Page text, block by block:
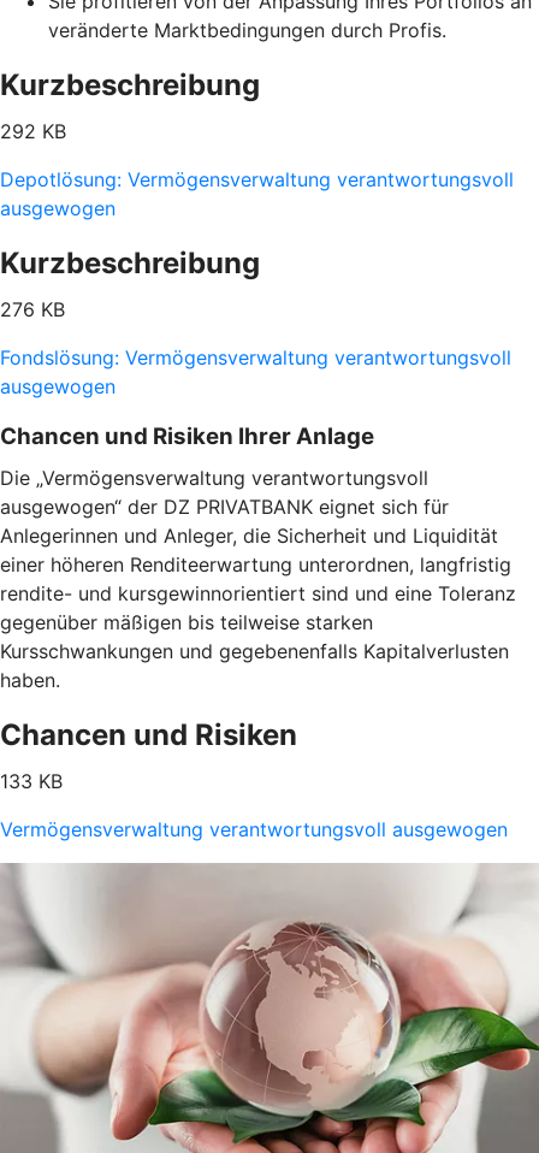
veränderte Marktbedingungen durch Profis.
Kurzbeschreibung
292 KB
Depotlösung: Vermögensverwaltung verantwortungsvoll
ausgewogen
Kurzbeschreibung
276 KB
Fondslösung: Vermögensverwaltung verantwortungsvoll
ausgewogen
Chancen und Risiken Ihrer Anlage
Die „Vermögensverwaltung verantwortungsvoll
ausgewogen“ der DZ PRIVATBANK eignet sich für
Anlegerinnen und Anleger, die Sicherheit und Liquidität
einer höheren Renditeerwartung unterordnen, langfristig
rendite- und kursgewinnorientiert sind und eine Toleranz
gegenüber mäßigen bis teilweise starken
Kursschwankungen und gegebenenfalls Kapitalverlusten
haben.
Chancen und Risiken
133 KB
Vermögensverwaltung verantwortungsvoll ausgewogen